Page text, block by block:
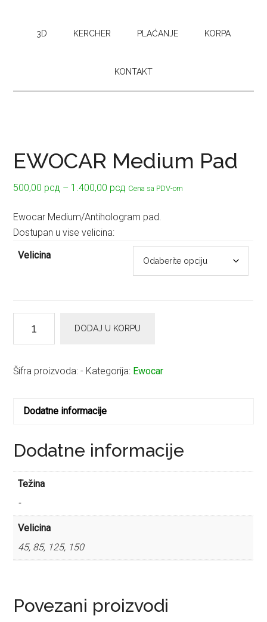
3D KERCHER PLAĆANJE KORPA
KONTAKT
EWOCAR Medium Pad
500,00 рсд – 1.400,00 рсд Raspon
od
do
1.400,00 рсд
Cena sa PDV-om
Ewocar Medium/Antihologram pad.
Dostupan u vise velicina:
Velicina
Medium
količina
DODAJ U KORPU
Šifra proizvoda:- Kategorija: Ewocar
Dodatne informacije
Dodatne informacije
Težina
-
Velicina
45, 85, 125, 150
Povezani proizvodi